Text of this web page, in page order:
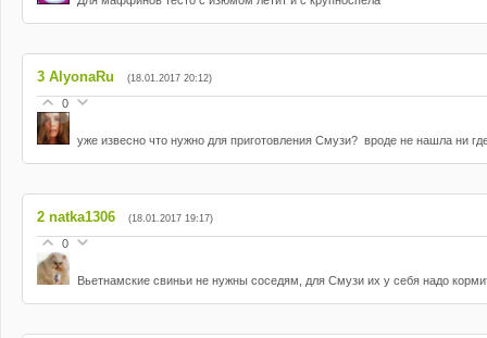
3 AlyonaRu (18.01.2017 20:12)
0
уже извесно что нужно для приготовления Смузи? вроде не нашла ни
2 natka1306 (18.01.2017 19:17)
0
Вьетнамские свиньи не нужны соседям, для Смузи их у себя надо